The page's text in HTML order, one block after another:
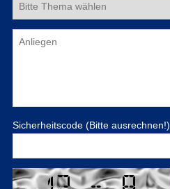
Sicherheitscode (Bitte ausrechnen!)